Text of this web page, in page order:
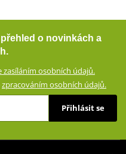
materiálu se skvěle
jezdce. Jsou prodyšné.
(60% polyuretan, 40%
ruky
o novinkách a
osobních údajů.
zpracováním osobních údajů.
Přihlásit se